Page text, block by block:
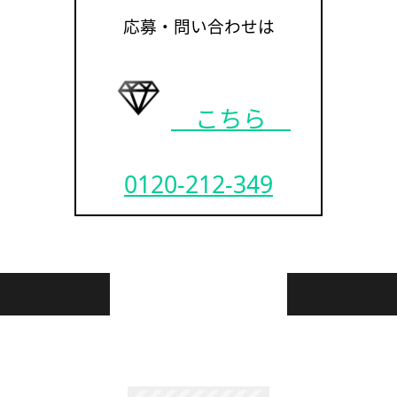
応募・問い合わせは
こちら
0120-212-349